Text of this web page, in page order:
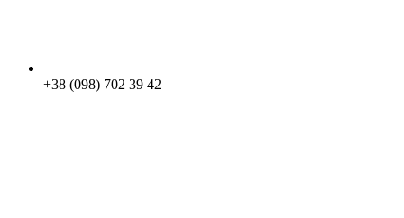
+38 (098) 702 39 42